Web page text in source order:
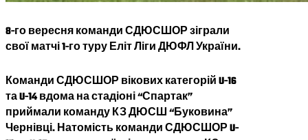
8-го вересня команди СДЮСШОР зіграли
свої матчі 1-го туру Еліт Ліги ДЮФЛ України.
Команди СДЮСШОР вікових категорій U-16
та U-14 вдома на стадіоні “Спартак”
приймали команду КЗ ДЮСШ “Буковина”
Чернівці. Натомість команди СДЮСШОР U-